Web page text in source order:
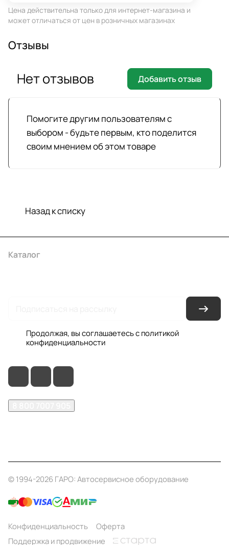
Цена действительна только для интернет-магазина и
может отличаться от цен в розничных магазинах
Отзывы
Помогите другим пользователям с
выбором - будьте первым, кто поделится
своим мнением об этом товаре
Нет отзывов Добавить отзыв
Назад к списку
Каталог
Продолжая, вы соглашаетесь с политикой
конфиденциальности
© 1994-2026 ГАРО: Автосервисное оборудование
Конфиденциальность
Оферта
Поддержка и продвижение